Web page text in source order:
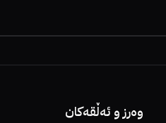
وەرز و ئەڵقەکان